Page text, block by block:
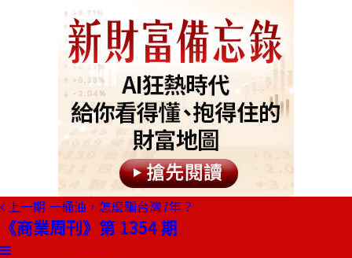
上一期 一桶油，怎麼騙台灣7年？
《商業周刊》第 1354 期